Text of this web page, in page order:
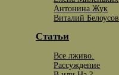
Антонина Жук
Виталий Белоусов
Статьи
Все лживо.
Рассуждение